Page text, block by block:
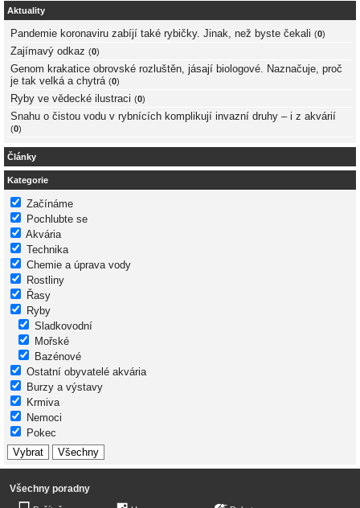
Aktuality
Pandemie koronaviru zabíjí také rybičky. Jinak, než byste čekali (0)
Zajímavý odkaz (0)
Genom krakatice obrovské rozluštěn, jásají biologové. Naznačuje, proč
je tak velká a chytrá (0)
Ryby ve vědecké ilustraci (0)
Snahu o čistou vodu v rybnících komplikují invazní druhy – i z akvárií
(0)
Články
Kategorie
Začínáme
Pochlubte se
Akvária
Technika
Chemie a úprava vody
Rostliny
Řasy
Ryby
Sladkovodní
Mořské
Bazénové
Ostatní obyvatelé akvária
Burzy a výstavy
Krmiva
Nemoci
Pokec
Všechny poradny